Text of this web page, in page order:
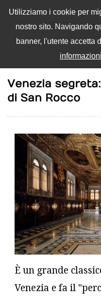
Utilizziamo i cookie per
nostro sito. Navigando
banner, l'utente accetta
informazioni
Menu
Venezia
di San Rocco
È un grande
Venezia e fa il